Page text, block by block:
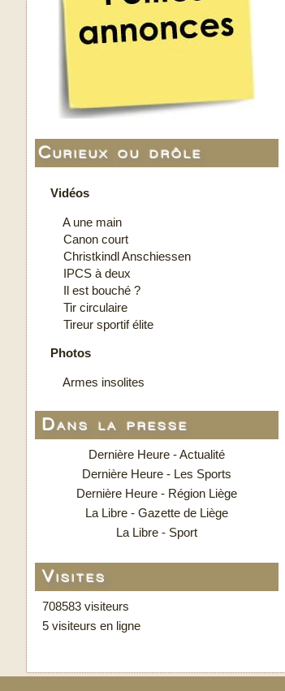
Curieux ou drôle
Vidéos
A une main
Canon court
Christkindl Anschiessen
IPCS à deux
Il est bouché ?
Tir circulaire
Tireur sportif élite
Photos
Armes insolites
Dans la presse
Dernière Heure - Actualité
Dernière Heure - Les Sports
Dernière Heure - Région Liège
La Libre - Gazette de Liège
La Libre - Sport
Visites
708583 visiteurs
5 visiteurs en ligne